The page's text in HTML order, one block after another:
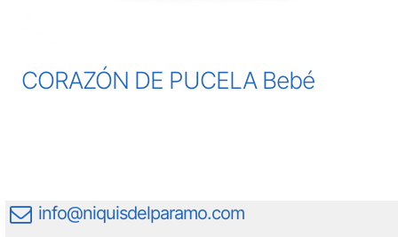
CORAZÓN DE PUCELA Bebé
info@niquisdelparamo.com